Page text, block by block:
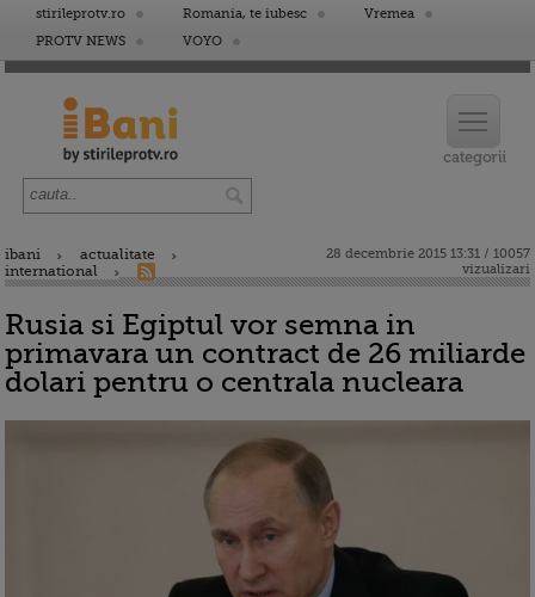
stirileprotv.ro Romania, te iubesc
Vremea
PROTV NEWS
VOYO
ibani
actualitate
international
28 decembrie 2015 13:31 / 10057
vizualizari
Rusia si Egiptul vor semna in
primavara un contract de 26 miliarde
dolari pentru o centrala nucleara